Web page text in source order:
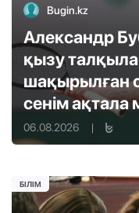
Bugin.kz
Александр
қызу
шақырылған
сенім ақтала
06.08.2026 |
БІЛІМ